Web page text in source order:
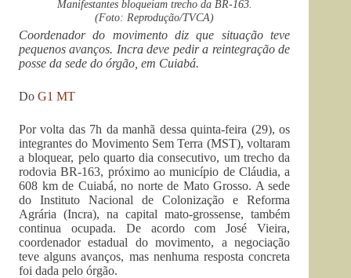
Manifestantes bloqueiam trecho da BR-163.
(Foto: Reprodução/TVCA)
Coordenador do movimento diz que situação teve
pequenos avanços. Incra deve pedir a reintegração de
posse da sede do órgão, em Cuiabá.
Do G1 MT
Por volta das 7h da manhã dessa quinta-feira (29), os
integrantes do Movimento Sem Terra (MST), voltaram
a bloquear, pelo quarto dia consecutivo, um trecho da
rodovia BR-163, próximo ao município de Cláudia, a
608 km de Cuiabá, no norte de Mato Grosso. A sede
do Instituto Nacional de Colonização e Reforma
Agrária (Incra), na capital mato-grossense, também
continua ocupada. De acordo com José Vieira,
coordenador estadual do movimento, a negociação
teve alguns avanços, mas nenhuma resposta concreta
foi dada pelo órgão.